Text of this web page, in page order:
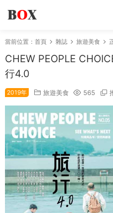
當前位置： 首頁 雜誌 旅遊美食
CHEW PEOPLE
行4.0
2019年 旅遊美食 565